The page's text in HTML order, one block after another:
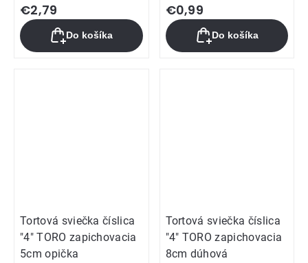
€2,79
Do košíka
€0,99
Do košíka
Tortová sviečka číslica
"4" TORO zapichovacia
5cm opička
Tortová sviečka číslica
"4" TORO zapichovacia
8cm dúhová